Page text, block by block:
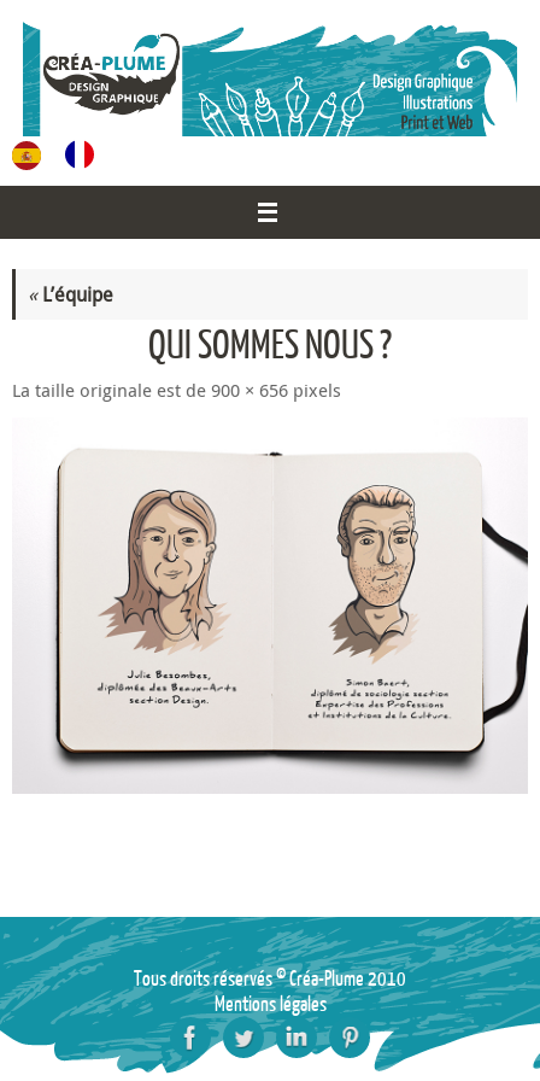
contenu
«L’équipe
QUI SOMMES NOUS ?
La taille originale est de 900 × 656 pixels
Tous droits réservés © Créa-Plume 2010
Mentions légales